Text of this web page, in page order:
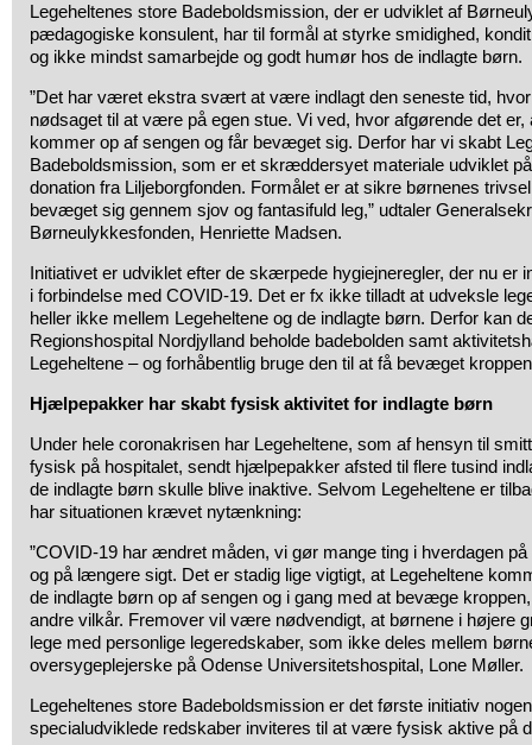
Legeheltenes store Badeboldsmission, der er udviklet af
pædagogiske konsulent, har til formål at styrke smidighed,
og ikke mindst samarbejde og godt humør hos de indlagte børn.
”Det har været ekstra svært at være indlagt den seneste tid,
nødsaget til at være på egen stue. Vi ved, hvor afgørende det er,
kommer op af sengen og får bevæget sig. Derfor har vi skabt
Badeboldsmission, som er et skræddersyet materiale udviklet
donation fra Liljeborgfonden. Formålet er at sikre børnenes
bevæget sig gennem sjov og fantasifuld leg,” udtaler
Børneulykkesfonden, Henriette Madsen.
Initiativet er udviklet efter de skærpede hygiejneregler, der nu er
i forbindelse med COVID-19. Det er fx ikke tilladt at udveksle
heller ikke mellem Legeheltene og de indlagte børn. Derfor kan
Regionshospital Nordjylland beholde badebolden samt
Legeheltene – og forhåbentlig bruge den til at få bevæget
Hjælpepakker har skabt fysisk aktivitet for indlagte børn
Under hele coronakrisen har Legeheltene, som af hensyn til
fysisk på hospitalet, sendt hjælpepakker afsted til flere tusind
de indlagte børn skulle blive inaktive. Selvom Legeheltene er
har situationen krævet nytænkning:
”COVID-19 har ændret måden, vi gør mange ting i hverdagen
og på længere sigt. Det er stadig lige vigtigt, at Legeheltene
de indlagte børn op af sengen og i gang med at bevæge
andre vilkår. Fremover vil være nødvendigt, at børnene i højere
lege med personlige legeredskaber, som ikke deles mellem
oversygeplejerske på Odense Universitetshospital, Lone Møller.
Legeheltenes store Badeboldsmission er det første initiativ
specialudviklede redskaber inviteres til at være fysisk aktive på